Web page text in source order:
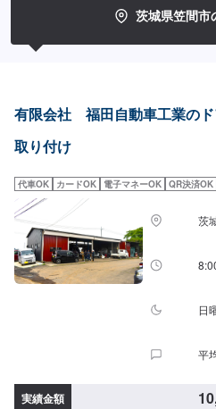
深める技術でしっかり応えていきたい！
ご相談もお気軽にどうぞ！【1】オファ
期について-----納期は通常1日～2日程度
いているスペースに駐車してください。
しました」とお伝えください。ご案内い
休日：日曜日、祝日営業時間：9:00～17:00
茨城県笠間市
有限会社 福田自動車工業の
取り付け
代車OK カードOK 電子マネーOK QR決済OK
茨
日
平
実績金額